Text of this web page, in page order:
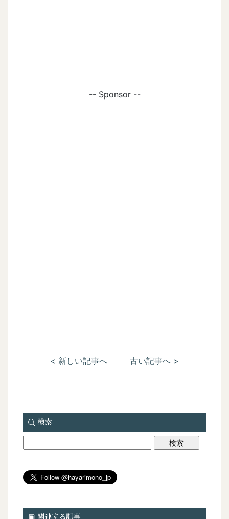
-- Sponsor --
< 新しい記事へ 古い記事へ >
検索
関連する記事